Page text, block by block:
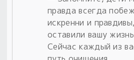
правда всегда
искренни и
оставили вашу
Сейчас каждый из